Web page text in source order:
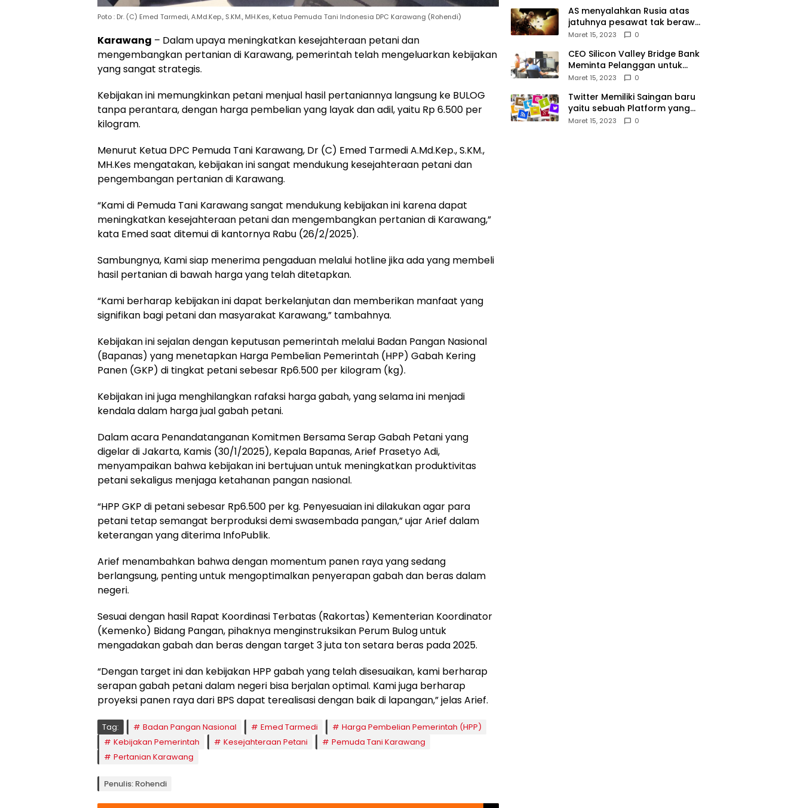
Poto : Dr. (C) Emed Tarmedi, A.Md.Kep., S.KM., MH.Kes, Ketua Pemuda Tani Indonesia DPC Karawang (Rohendi)
Karawang – Dalam upaya meningkatkan kesejahteraan petani dan
mengembangkan pertanian di Karawang, pemerintah telah mengeluarkan kebijakan
yang sangat strategis.
Kebijakan ini memungkinkan petani menjual hasil pertaniannya langsung ke BULOG
tanpa perantara, dengan harga pembelian yang layak dan adil, yaitu Rp 6.500 per
kilogram.
Menurut Ketua DPC Pemuda Tani Karawang, Dr (C) Emed Tarmedi A.Md.Kep., S.KM.,
MH.Kes mengatakan, kebijakan ini sangat mendukung kesejahteraan petani dan
pengembangan pertanian di Karawang.
“Kami di Pemuda Tani Karawang sangat mendukung kebijakan ini karena dapat
meningkatkan kesejahteraan petani dan mengembangkan pertanian di Karawang,”
kata Emed saat ditemui di kantornya Rabu (26/2/2025).
Sambungnya, Kami siap menerima pengaduan melalui hotline jika ada yang membeli
hasil pertanian di bawah harga yang telah ditetapkan.
“Kami berharap kebijakan ini dapat berkelanjutan dan memberikan manfaat yang
signifikan bagi petani dan masyarakat Karawang,” tambahnya.
Kebijakan ini sejalan dengan keputusan pemerintah melalui Badan Pangan Nasional
(Bapanas) yang menetapkan Harga Pembelian Pemerintah (HPP) Gabah Kering
Panen (GKP) di tingkat petani sebesar Rp6.500 per kilogram (kg).
Kebijakan ini juga menghilangkan rafaksi harga gabah, yang selama ini menjadi
kendala dalam harga jual gabah petani.
Dalam acara Penandatanganan Komitmen Bersama Serap Gabah Petani yang
digelar di Jakarta, Kamis (30/1/2025), Kepala Bapanas, Arief Prasetyo Adi,
menyampaikan bahwa kebijakan ini bertujuan untuk meningkatkan produktivitas
petani sekaligus menjaga ketahanan pangan nasional.
“HPP GKP di petani sebesar Rp6.500 per kg. Penyesuaian ini dilakukan agar para
petani tetap semangat berproduksi demi swasembada pangan,” ujar Arief dalam
keterangan yang diterima InfoPublik.
Arief menambahkan bahwa dengan momentum panen raya yang sedang
berlangsung, penting untuk mengoptimalkan penyerapan gabah dan beras dalam
negeri.
Sesuai dengan hasil Rapat Koordinasi Terbatas (Rakortas) Kementerian Koordinator
(Kemenko) Bidang Pangan, pihaknya menginstruksikan Perum Bulog untuk
mengadakan gabah dan beras dengan target 3 juta ton setara beras pada 2025.
“Dengan target ini dan kebijakan HPP gabah yang telah disesuaikan, kami berharap
serapan gabah petani dalam negeri bisa berjalan optimal. Kami juga berharap
proyeksi panen raya dari BPS dapat terealisasi dengan baik di lapangan,” jelas Arief.
Tag: Badan Pangan Nasional Emed Tarmedi
Harga Pembelian Pemerintah (HPP)
Kebijakan Pemerintah
Kesejahteraan Petani
Pemuda Tani Karawang
Pertanian Karawang
Penulis: Rohendi
AS menyalahkan Rusia atas
jatuhnya pesawat tak berawak
di Laut Hitam, Moskow
Maret 15, 2023 0
CEO Silicon Valley Bridge Bank
Meminta Pelanggan untuk
menyetor ulang dana Mereka
Maret 15, 2023 0
Twitter Memiliki Saingan baru
yaitu sebuah Platform yang
dibuat oleh Meta
Maret 15, 2023 0